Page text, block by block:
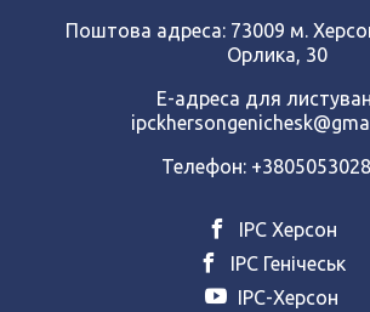
Поштова адреса: 73009 м.
Орлика, 30
Е-адреса для
Телефон:
ІРС Херсон
ІРС Генічеськ
ІРС-Херсон